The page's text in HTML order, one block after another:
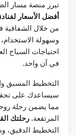
تبرز منصة مسار
أفضل الأسعار
من خلال الشفافية
وسهولة
احتياجات السياح
في آن واحد.
التخطيط المسبق
سيساعدك على
مما يضمن رحلة
المرتفعة. رحلتك
التخطيط الدقيق،